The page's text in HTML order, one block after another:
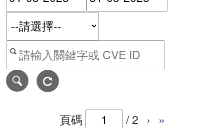
按關鍵字或 CVE ID 搜尋保安警報
頁碼 /2 › »